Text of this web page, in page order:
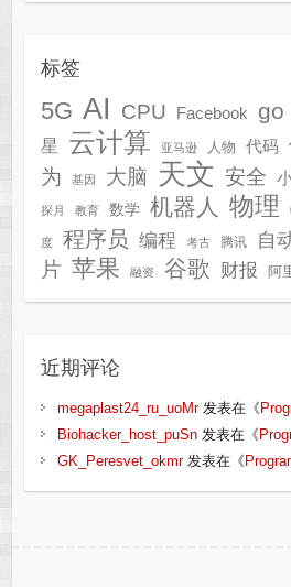
标签
5G AI CPU Facebook go
星
云计算 亚马逊 人物 代码
为
基因 大脑 天文 安全
探月 教育 数学 机器人 物理
度 程序员 编程 考古 腾讯 自
片 苹果 融资 谷歌 财报 阿
近期评论
megaplast24_ru_uoMr发表在《
Biohacker_host_puSn发表在《
GK_Peresvet_okmr发表在《